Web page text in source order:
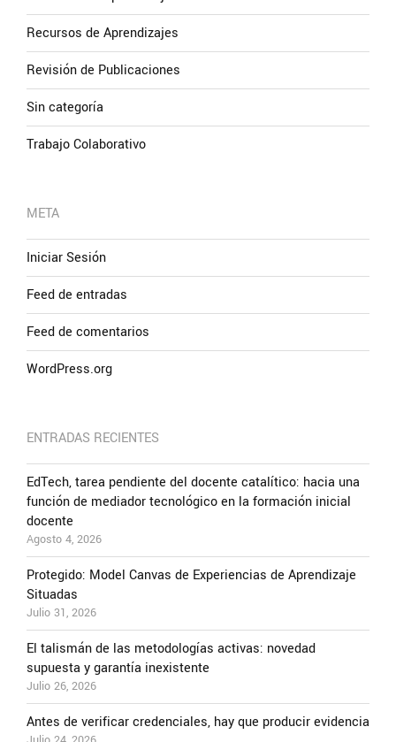
Recursos de Aprendizajes
Revisión de Publicaciones
Sin categoría
Trabajo Colaborativo
META
Iniciar Sesión
Feed de entradas
Feed de comentarios
WordPress.org
ENTRADAS RECIENTES
EdTech, tarea pendiente del docente catalítico: hacia una
función de mediador tecnológico en la formación inicial
docente
Agosto 4, 2026
Protegido: Model Canvas de Experiencias de Aprendizaje
Situadas
Julio 31, 2026
El talismán de las metodologías activas: novedad
supuesta y garantía inexistente
Julio 26, 2026
Antes de verificar credenciales, hay que producir evidencia